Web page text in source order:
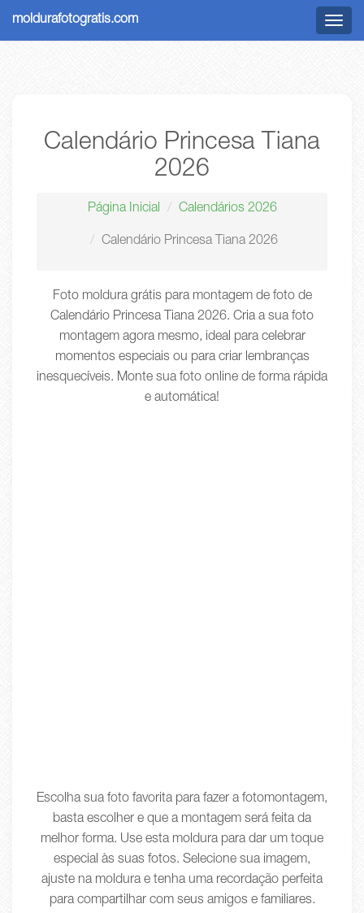
Menu
moldurafotogratis.com
Calendário Princesa Tiana
2026
Página Inicial Calendários 2026
Calendário Princesa Tiana 2026
Foto moldura grátis para montagem de foto de
Calendário Princesa Tiana 2026. Cria a sua foto
montagem agora mesmo, ideal para celebrar
momentos especiais ou para criar lembranças
inesquecíveis. Monte sua foto online de forma rápida
e automática!
Escolha sua foto favorita para fazer a fotomontagem,
basta escolher e que a montagem será feita da
melhor forma. Use esta moldura para dar um toque
especial às suas fotos. Selecione sua imagem,
ajuste na moldura e tenha uma recordação perfeita
para compartilhar com seus amigos e familiares.